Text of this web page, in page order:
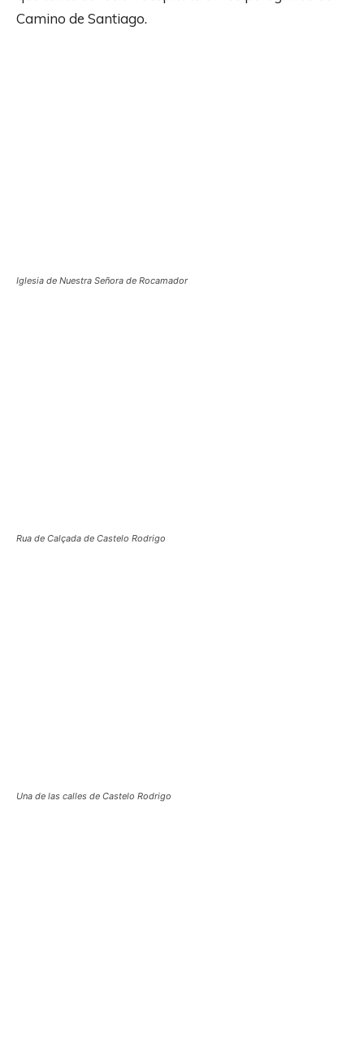
Camino de Santiago.
Iglesia de Nuestra Señora de Rocamador
Rua de Calçada de Castelo Rodrigo
Una de las calles de Castelo Rodrigo